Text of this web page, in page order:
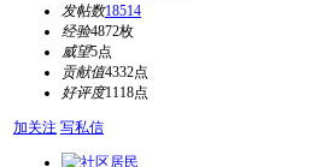
发帖数18514
经验4872枚
威望5点
贡献值4332点
好评度1118点
加关注 写私信